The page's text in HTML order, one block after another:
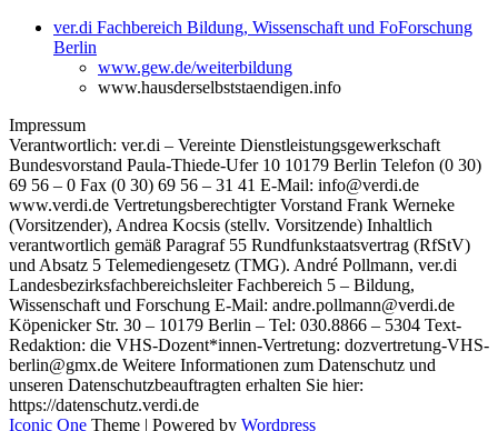
ver.di Fachbereich Bildung, Wissenschaft und FoForschung
Berlin
www.gew.de/weiterbildung
www.hausderselbststaendigen.info
Impressum
Verantwortlich: ver.di – Vereinte Dienstleistungsgewerkschaft
Bundesvorstand Paula-Thiede-Ufer 10 10179 Berlin Telefon (0 30)
69 56 – 0 Fax (0 30) 69 56 – 31 41 E-Mail: info@verdi.de
www.verdi.de Vertretungsberechtigter Vorstand Frank Werneke
(Vorsitzender), Andrea Kocsis (stellv. Vorsitzende) Inhaltlich
verantwortlich gemäß Paragraf 55 Rundfunkstaatsvertrag (RfStV)
und Absatz 5 Telemediengesetz (TMG). André Pollmann, ver.di
Landesbezirksfachbereichsleiter Fachbereich 5 – Bildung,
Wissenschaft und Forschung E-Mail: andre.pollmann@verdi.de
Köpenicker Str. 30 – 10179 Berlin – Tel: 030.8866 – 5304 Text-
Redaktion: die VHS-Dozent*innen-Vertretung: dozvertretung-VHS-
berlin@gmx.de Weitere Informationen zum Datenschutz und
unseren Datenschutzbeauftragten erhalten Sie hier:
https://datenschutz.verdi.de
Iconic One Theme | Powered by Wordpress